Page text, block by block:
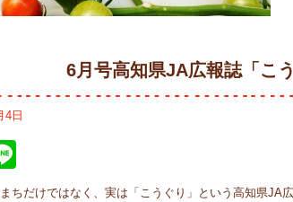
6月号高知県JA広報誌「こ
4日
ちだけではなく、実は「こうぐり」という高知県JA